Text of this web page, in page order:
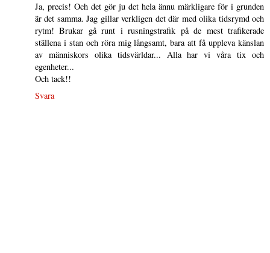
Ja, precis! Och det gör ju det hela ännu märkligare för i grunden
är det samma. Jag gillar verkligen det där med olika tidsrymd och
rytm! Brukar gå runt i rusningstrafik på de mest trafikerade
ställena i stan och röra mig långsamt, bara att få uppleva känslan
av människors olika tidsvärldar... Alla har vi våra tix och
egenheter...
Och tack!!
Svara